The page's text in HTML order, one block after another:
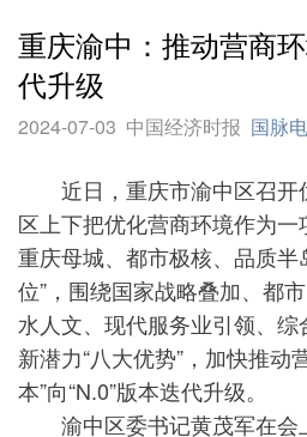
重庆渝中：推动营商
代升级
2024-07-03 中国经济时报 国脉
近日，重庆市渝中区召开
区上下把优化营商环境作为
重庆母城、都市极核、品质半
位”，围绕国家战略叠加、都
水人文、现代服务业引领、
新潜力“八大优势”，加快推动
本”向“N.0”版本迭代升级。
渝中区委书记黄茂军在会